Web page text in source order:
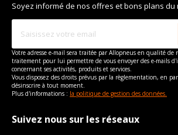
Soyez informé de nos offres et bons plans du
Votre adresse e-mail sera traitée par Allopneus en qualité de
traitement pour lui permettre de vous envoyer des e-mails
concernant ses activités, produits et services.
Vous disposez des droits prévus par la règlementation, en
désinscrire à tout moment.
Plus d'informations : la politique de gestion des données.
Suivez nous sur les réseaux